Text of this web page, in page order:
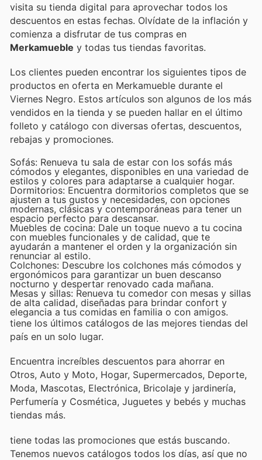
visita su tienda digital para aprovechar todos los
descuentos en estas fechas. Olvídate de la inflación y
comienza a disfrutar de tus compras en
Merkamueble y todas tus tiendas favoritas.
Los clientes pueden encontrar los siguientes tipos de
productos en oferta en Merkamueble durante el
Viernes Negro. Estos artículos son algunos de los más
vendidos en la tienda y se pueden hallar en el último
folleto y catálogo con diversas ofertas, descuentos,
rebajas y promociones.
Sofás: Renueva tu sala de estar con los sofás más
cómodos y elegantes, disponibles en una variedad de
estilos y colores para adaptarse a cualquier hogar.
Dormitorios: Encuentra dormitorios completos que se
ajusten a tus gustos y necesidades, con opciones
modernas, clásicas y contemporáneas para tener un
espacio perfecto para descansar.
Muebles de cocina: Dale un toque nuevo a tu cocina
con muebles funcionales y de calidad, que te
ayudarán a mantener el orden y la organización sin
renunciar al estilo.
Colchones: Descubre los colchones más cómodos y
ergonómicos para garantizar un buen descanso
nocturno y despertar renovado cada mañana.
Mesas y sillas: Renueva tu comedor con mesas y sillas
de alta calidad, diseñadas para brindar confort y
elegancia a tus comidas en familia o con amigos.
tiene los últimos catálogos de las mejores tiendas del
país en un solo lugar.
Encuentra increíbles descuentos para ahorrar en
Otros, Auto y Moto, Hogar, Supermercados, Deporte,
Moda, Mascotas, Electrónica, Bricolaje y jardinería,
Perfumería y Cosmética, Juguetes y bebés y muchas
tiendas más.
tiene todas las promociones que estás buscando.
Tenemos nuevos catálogos todos los días, así que no